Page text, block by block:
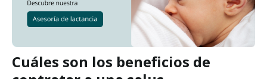
Cuáles son los beneficios de